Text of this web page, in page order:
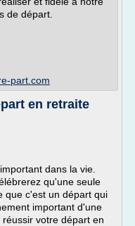
de départ.
part.com
en retraite
dans la vie.
qu'une seule
que c'est un départ qui
important d'une
votre départ en